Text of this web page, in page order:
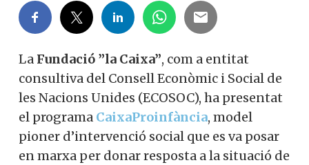
La Fundació ”la Caixa”, com a entitat
consultiva del Consell Econòmic i Social de
les Nacions Unides (ECOSOC), ha presentat
el programa CaixaProinfància, model
pioner d’intervenció social que es va posar
en marxa per donar resposta a la situació de